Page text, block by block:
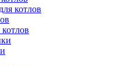
котлов